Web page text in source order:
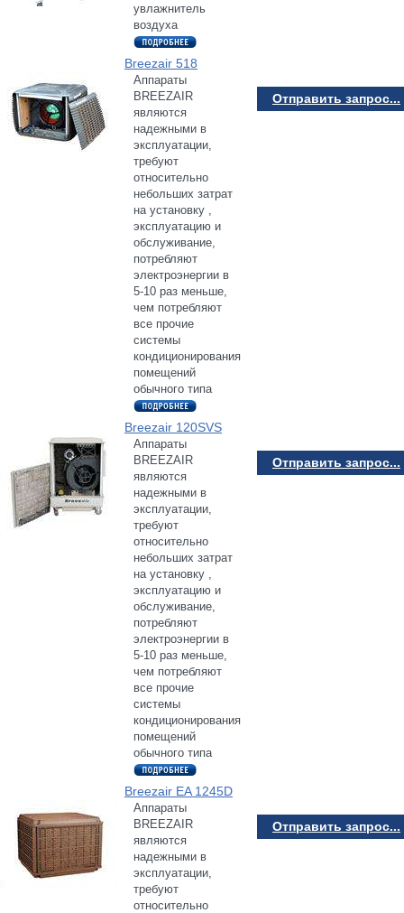
увлажнитель
воздуха
Breezair 518
Аппараты
BREEZAIR
являются
надежными в
эксплуатации,
требуют
относительно
небольших затрат
на установку ,
эксплуатацию и
обслуживание,
потребляют
электроэнергии в
5-10 раз меньше,
чем потребляют
все прочие
системы
кондиционирования
помещений
обычного типа
Отправить запрос...
Breezair 120SVS
Аппараты
BREEZAIR
являются
надежными в
эксплуатации,
требуют
относительно
небольших затрат
на установку ,
эксплуатацию и
обслуживание,
потребляют
электроэнергии в
5-10 раз меньше,
чем потребляют
все прочие
системы
кондиционирования
помещений
обычного типа
Отправить запрос...
Breezair EA 1245D
Аппараты
BREEZAIR
являются
надежными в
эксплуатации,
требуют
относительно
Отправить запрос...